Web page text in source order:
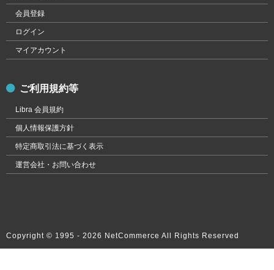
会員登録
ログイン
マイアカウント
ご利用規約等
Libra 会員規約
個人情報保護方針
特定商取引法に基づく表示
運営会社・お問い合わせ
Copyright © 1995 - 2026 NetCommerce All Rights Reserved